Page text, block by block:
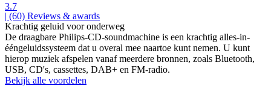
3.7
| (60) Reviews & awards
Krachtig geluid voor onderweg
De draagbare Philips-CD-soundmachine is een krachtig alles-in-
ééngeluidssysteem dat u overal mee naartoe kunt nemen. U kunt
hierop muziek afspelen vanaf meerdere bronnen, zoals Bluetooth,
USB, CD's, cassettes, DAB+ en FM-radio.
Bekijk alle voordelen